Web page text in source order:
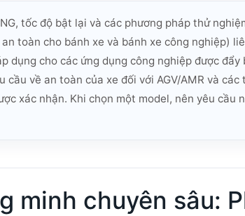
tốc độ bật lại và các phương pháp thử
toàn cho bánh xe và bánh xe công nghiệp)
dụng cho các ứng dụng công nghiệp được
cầu về an toàn của xe đối với AGV/AMR và
xác nhận. Khi chọn một model, nên yêu cầu
minh chuyên sâu: